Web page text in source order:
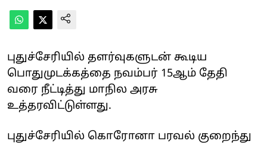
புதுச்சேரியில் தளர்வுகளுடன் கூடிய
பொதுமுடக்கத்தை நவம்பர் 15ஆம் தேதி
வரை நீட்டித்து மாநில அரசு
உத்தரவிட்டுள்ளது.
புதுச்சேரியில் கொரோனா பரவல் குறைந்து